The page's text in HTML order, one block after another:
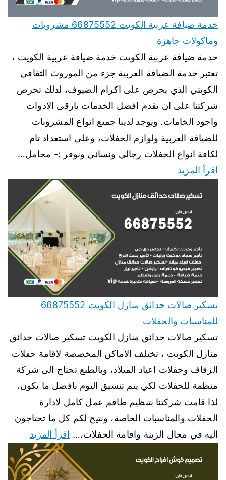
خدمة ضيافة عربية الكويت 66875552 مشروبات
وماكولات جاهزة
خدمة ضيافة عربية الكويت خدمة ضيافة عربية الكويت ،
تعتبر خدمة الضيافة العربية جزء من الموروث الثقافي
الكويتي الذي يحرص على اكرام الضيوف، لذلك تحرص
شركتنا على ان تقدم افضل الخدمات بارقى الادوات
واجود الخامات. ويوجد لدينا جميع انواع المشروبات
للضيافة العربية ولوازم الحفلات، وعلى استعداد تام
لكافة انواع الحفلات رجالي ونسائي ونوفر :- محامل…
اقرأ المزيد
تسكير صالات حدائق منازل الكويت 66875552
للمناسبات والحفلات
تسكير صالات حدائق منازل الكويت تسكير صالات حدائق
منازل الكويت ، تختلف الاماكن المخصصة لاقامة حفلات
الزفاف وحفلات اعياد الميلاد، وبالطبع تحتاج الى شركة
منظمة للحفلات لكي يتم تنسيق اليوم بافضل ما يكون،
لذا قامت شركتنا بتنظيم طاقم عمل كامل لادارة
الحفلات والمناسبات الخاصة، ونتيح لكم كل ما تحتاجون
اليه في مجال الزينة واقامة الحفلات،… اقرأ المزيد